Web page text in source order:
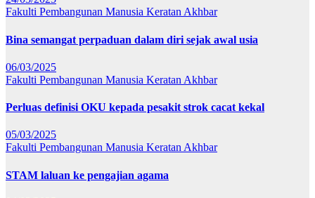
Fakulti Pembangunan Manusia Keratan Akhbar
Bina semangat perpaduan dalam diri sejak awal usia
06/03/2025
Fakulti Pembangunan Manusia Keratan Akhbar
Perluas definisi OKU kepada pesakit strok cacat kekal
05/03/2025
Fakulti Pembangunan Manusia Keratan Akhbar
STAM laluan ke pengajian agama